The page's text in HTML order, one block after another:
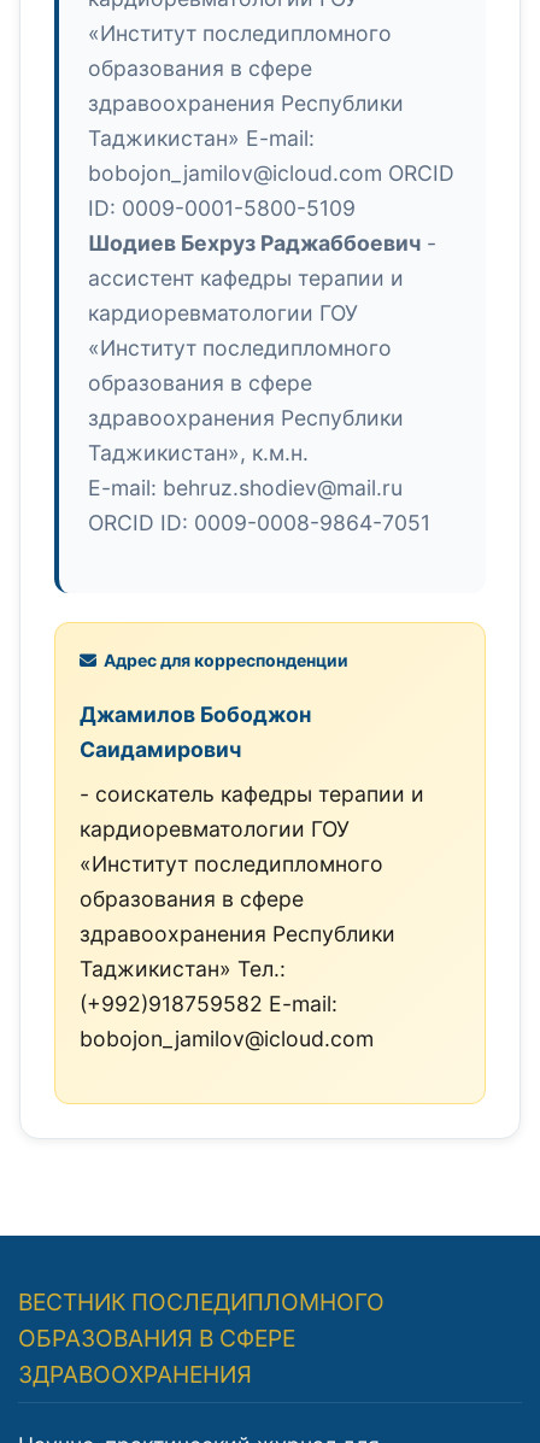
«Институт последипломного
образования в сфере
здравоохранения Республики
Таджикистан» E-mail:
bobojon_jamilov@icloud.com ORCID
ID: 0009-0001-5800-5109
Шодиев Бехруз Раджаббоевич -
ассистент кафедры терапии и
кардиоревматологии ГОУ
«Институт последипломного
образования в сфере
здравоохранения Республики
Таджикистан», к.м.н.
E-mail: behruz.shodiev@mail.ru
ORCID ID: 0009-0008-9864-7051
Адрес для корреспонденции
Джамилов Бободжон
Саидамирович
- соискатель кафедры терапии и
кардиоревматологии ГОУ
«Институт последипломного
образования в сфере
здравоохранения Республики
Таджикистан» Тел.:
(+992)918759582 E-mail:
bobojon_jamilov@icloud.com
ВЕСТНИК ПОСЛЕДИПЛОМНОГО
ОБРАЗОВАНИЯ В СФЕРЕ
ЗДРАВООХРАНЕНИЯ